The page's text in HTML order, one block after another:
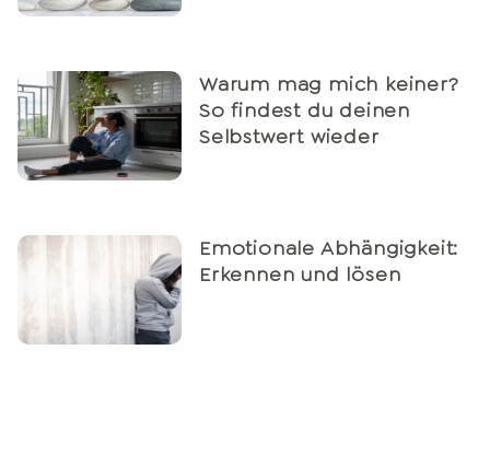
Warum mag mich keiner?
So findest du deinen
Selbstwert wieder
Emotionale Abhängigkeit:
Erkennen und lösen